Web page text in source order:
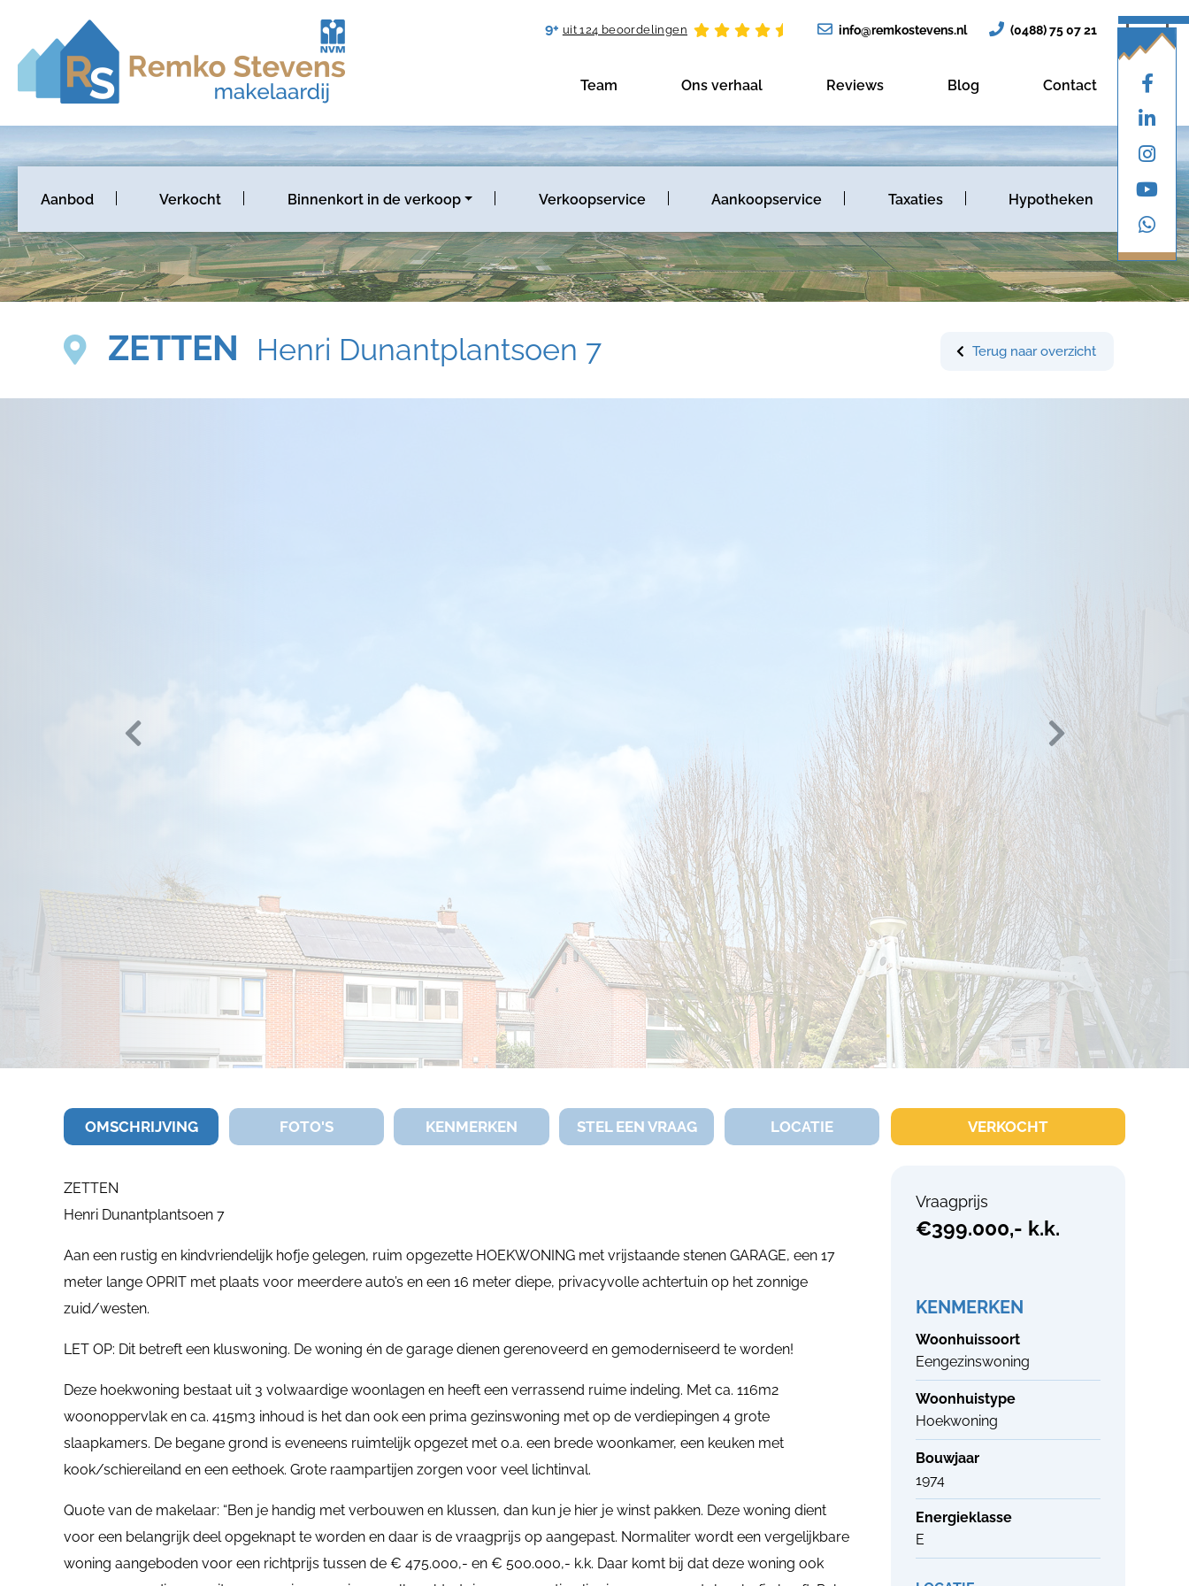
9+ uit 124 beoordelingen info@remkostevens.nl (0488) 75 07 21
Team Ons verhaal Reviews Blog Contact
Aanbod Verkocht Binnenkort in de verkoop Verkoopservice Aankoopservice Taxaties Hypotheken
Terug naar overzicht
ZETTEN Henri Dunantplantsoen 7
Vraagprijs
€399.000,- k.k.
VERKOCHT
KENMERKEN
Woonhuissoort
Eengezinswoning
Woonhuistype
Hoekwoning
Bouwjaar
1974
Energieklasse
E
OMSCHRIJVING FOTO'S KENMERKEN STEL EEN VRAAG LOCATIE
ZETTEN
Henri Dunantplantsoen 7
Aan een rustig en kindvriendelijk hofje gelegen, ruim opgezette HOEKWONING met vrijstaande stenen GARAGE, een 17
meter lange OPRIT met plaats voor meerdere auto’s en een 16 meter diepe, privacyvolle achtertuin op het zonnige
zuid/westen.
LET OP: Dit betreft een kluswoning. De woning én de garage dienen gerenoveerd en gemoderniseerd te worden!
Deze hoekwoning bestaat uit 3 volwaardige woonlagen en heeft een verrassend ruime indeling. Met ca. 116m2
woonoppervlak en ca. 415m3 inhoud is het dan ook een prima gezinswoning met op de verdiepingen 4 grote
slaapkamers. De begane grond is eveneens ruimtelijk opgezet met o.a. een brede woonkamer, een keuken met
kook/schiereiland en een eethoek. Grote raampartijen zorgen voor veel lichtinval.
Quote van de makelaar: “Ben je handig met verbouwen en klussen, dan kun je hier je winst pakken. Deze woning dient
voor een belangrijk deel opgeknapt te worden en daar is de vraagprijs op aangepast. Normaliter wordt een vergelijkbare
woning aangeboden voor een richtprijs tussen de € 475.000,- en € 500.000,- k.k. Daar komt bij dat deze woning ook